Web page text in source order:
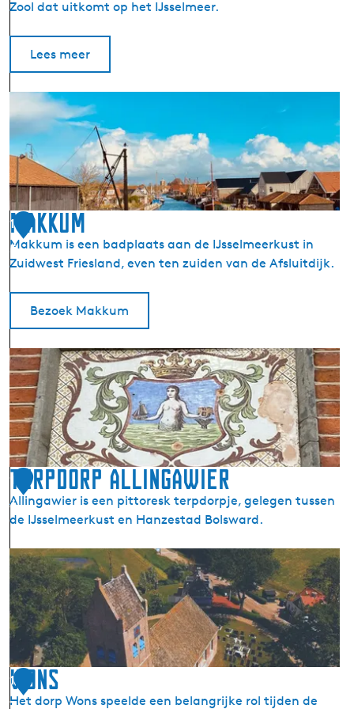
d
u
)
Zool dat uitkomt op het IJsselmeer.
Lees meer
l
u
i
s
W
o
r
k
u
m
1
5
Makkum
Makkum is een badplaats aan de IJsselmeerkust in
Zuidwest Friesland, even ten zuiden van de Afsluitdijk.
Bezoek Makkum
M
a
k
k
u
m
1
6
Terpdorp Allingawier
Allingawier is een pittoresk terpdorpje, gelegen tussen
de IJsselmeerkust en Hanzestad Bolsward.
T
e
r
p
d
r
p
1
7
Wons
Het dorp Wons speelde een belangrijke rol tijden de